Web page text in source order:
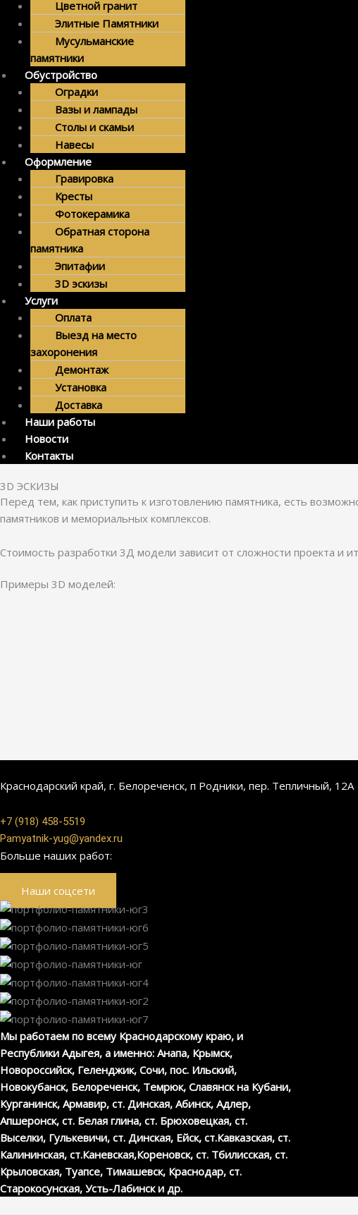
Цветной гранит
Элитные Памятники
Мусульманские
памятники
Обустройство
Оградки
Вазы и лампады
Столы и скамьи
Навесы
Оформление
Гравировка
Кресты
Фотокерамика
Обратная сторона
памятника
Эпитафии
3D эскизы
Услуги
Оплата
Выезд на место
захоронения
Демонтаж
Установка
Доставка
Наши работы
Новости
Контакты
3D ЭСКИЗЫ
Перед тем, как приступить к изготовлению памятника, есть
памятников и мемориальных комплексов.
Стоимость разработки 3Д модели зависит от сложности проекта и
Примеры 3D моделей:
Краснодарский край, г. Белореченск, п Родники, пер. Тепличный, 12А
+7 (918) 458-5519
Pamyatnik-yug@yandex.ru
Больше наших работ:
Наши соцсети
Мы работаем по всему Краснодарскому краю, и
Республики Адыгея, а именно: Анапа, Крымск,
Новороссийск, Геленджик, Сочи, пос. Ильский,
Новокубанск, Белореченск, Темрюк, Славянск на Кубани,
Курганинск, Армавир, ст. Динская, Абинск, Адлер,
Апшеронск, ст. Белая глина, ст. Брюховецкая, ст.
Выселки, Гулькевичи, ст. Динская, Ейск, ст.Кавказская, ст.
Калининская, ст.Каневская,Кореновск, ст. Тбилисская, ст.
Крыловская, Туапсе, Тимашевск, Краснодар, ст.
Старокосунская, Усть-Лабинск и др.